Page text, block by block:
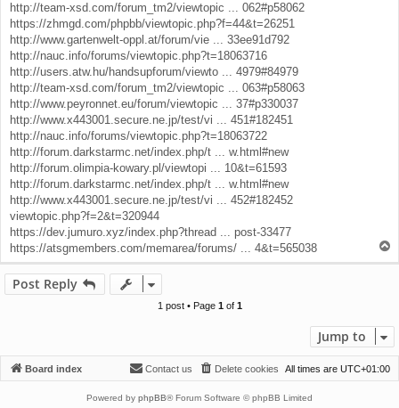
http://team-xsd.com/forum_tm2/viewtopic ... 062#p58062
https://zhmgd.com/phpbb/viewtopic.php?f=44&t=26251
http://www.gartenwelt-oppl.at/forum/vie ... 33ee91d792
http://nauc.info/forums/viewtopic.php?t=18063716
http://users.atw.hu/handsupforum/viewto ... 4979#84979
http://team-xsd.com/forum_tm2/viewtopic ... 063#p58063
http://www.peyronnet.eu/forum/viewtopic ... 37#p330037
http://www.x443001.secure.ne.jp/test/vi ... 451#182451
http://nauc.info/forums/viewtopic.php?t=18063722
http://forum.darkstarmc.net/index.php/t ... w.html#new
http://forum.olimpia-kowary.pl/viewtopi ... 10&t=61593
http://forum.darkstarmc.net/index.php/t ... w.html#new
http://www.x443001.secure.ne.jp/test/vi ... 452#182452
viewtopic.php?f=2&t=320944
https://dev.jumuro.xyz/index.php?thread ... post-33477
https://atsgmembers.com/memarea/forums/ ... 4&t=565038
o
Post Reply
1 post • Page 1of 1
Jump to
Board index All times are UTC+01:00
Delete cookies
Contact us
Powered by phpBB® Forum Software © phpBB Limited